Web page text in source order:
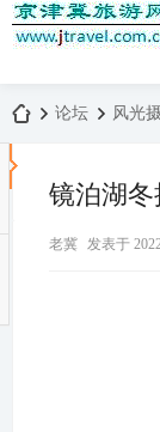
论坛 风光
镜泊湖冬
老冀 发表于